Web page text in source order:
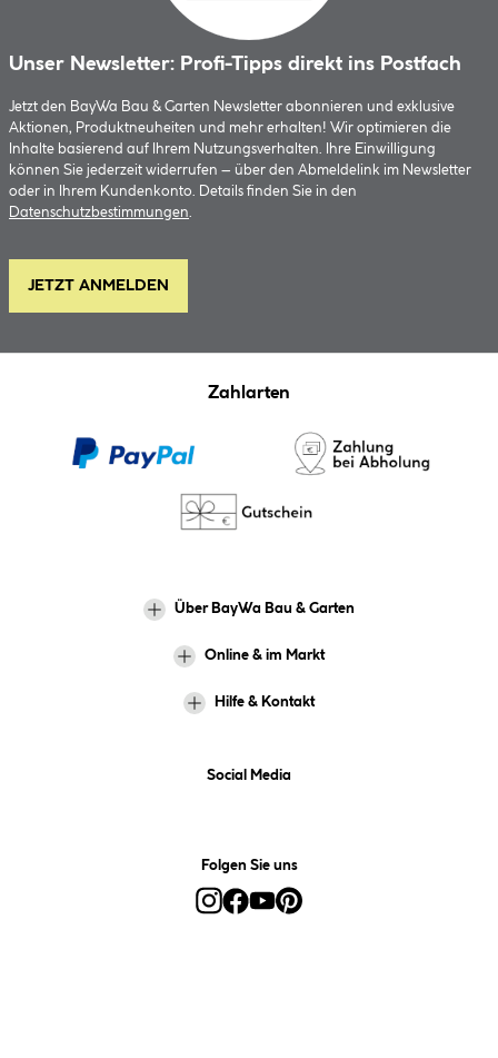
Unser Newsletter: Profi-Tipps direkt ins Postfach
Jetzt den BayWa Bau & Garten Newsletter abonnieren und exklusive
Aktionen, Produktneuheiten und mehr erhalten! Wir optimieren die
Inhalte basierend auf Ihrem Nutzungsverhalten. Ihre Einwilligung
können Sie jederzeit widerrufen – über den Abmeldelink im Newsletter
oder in Ihrem Kundenkonto. Details finden Sie in den
Datenschutzbestimmungen.
JETZT ANMELDEN
Zahlarten
Über BayWa Bau & Garten
Online & im Markt
Hilfe & Kontakt
Social Media
Folgen Sie uns